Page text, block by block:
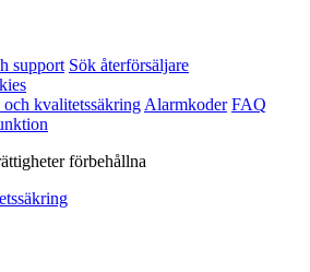
support Sök återförsäljare
kvalitetssäkring Alarmkoder FAQ
förbehållna